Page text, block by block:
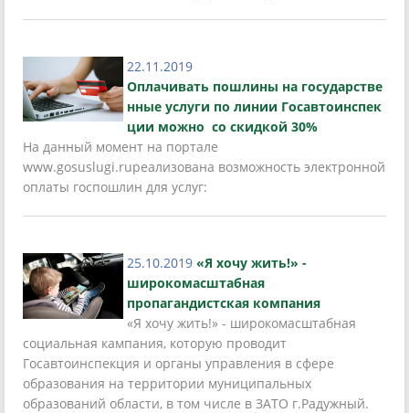
22.11.2019
Оплачивать пошлины на государстве
нные услуги по линии Госавтоинспек
ции можно со скидкой 30%
На данный момент на портале
www.gosuslugi.ruреализована возможность электронной
оплаты госпошлин для услуг:
25.10.2019 «Я хочу жить!» -
широкомасштабная
пропагандистская компания
«Я хочу жить!» - широкомасштабная
социальная кампания, которую проводит
Госавтоинспекция и органы управления в сфере
образования на территории муниципальных
образований области, в том числе в ЗАТО г.Радужный.